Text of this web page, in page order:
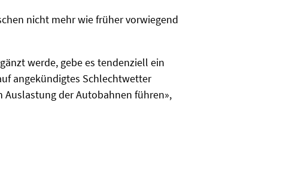
nicht mehr wie früher vorwiegend
werde, gebe es tendenziell ein
angekündigtes Schlechtwetter
Auslastung der Autobahnen führen»,